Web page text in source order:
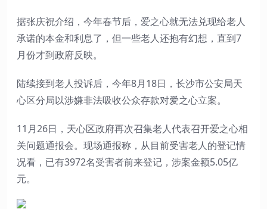
据张庆祝介绍，今年春节后，爱之心就无法兑现给老人
承诺的本金和利息了，但一些老人还抱有幻想，直到7
月份才到政府反映。
陆续接到老人投诉后，今年8月18日，长沙市公安局天
心区分局以涉嫌非法吸收公众存款对爱之心立案。
11月26日，天心区政府再次召集老人代表召开爱之心相
关问题通报会。现场通报称，从目前受害老人的登记情
况看，已有3972名受害者前来登记，涉案金额5.05亿
元。